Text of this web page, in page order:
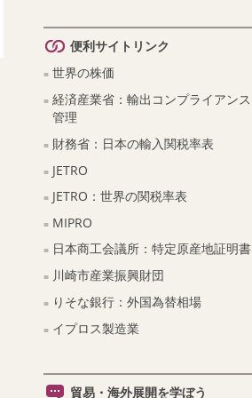
便利サイトリンク
世界の株価
経済産業省：輸出コンプライアンス
管理
財務省：日本の輸入関税率表
JETRO
JETRO：世界の関税率表
MIPRO
日本商工会議所：特定原産地証明書
川崎市産業振興財団
りそな銀行：外国為替相場
イプロス製造業
貿易・海外展開を学ぼう